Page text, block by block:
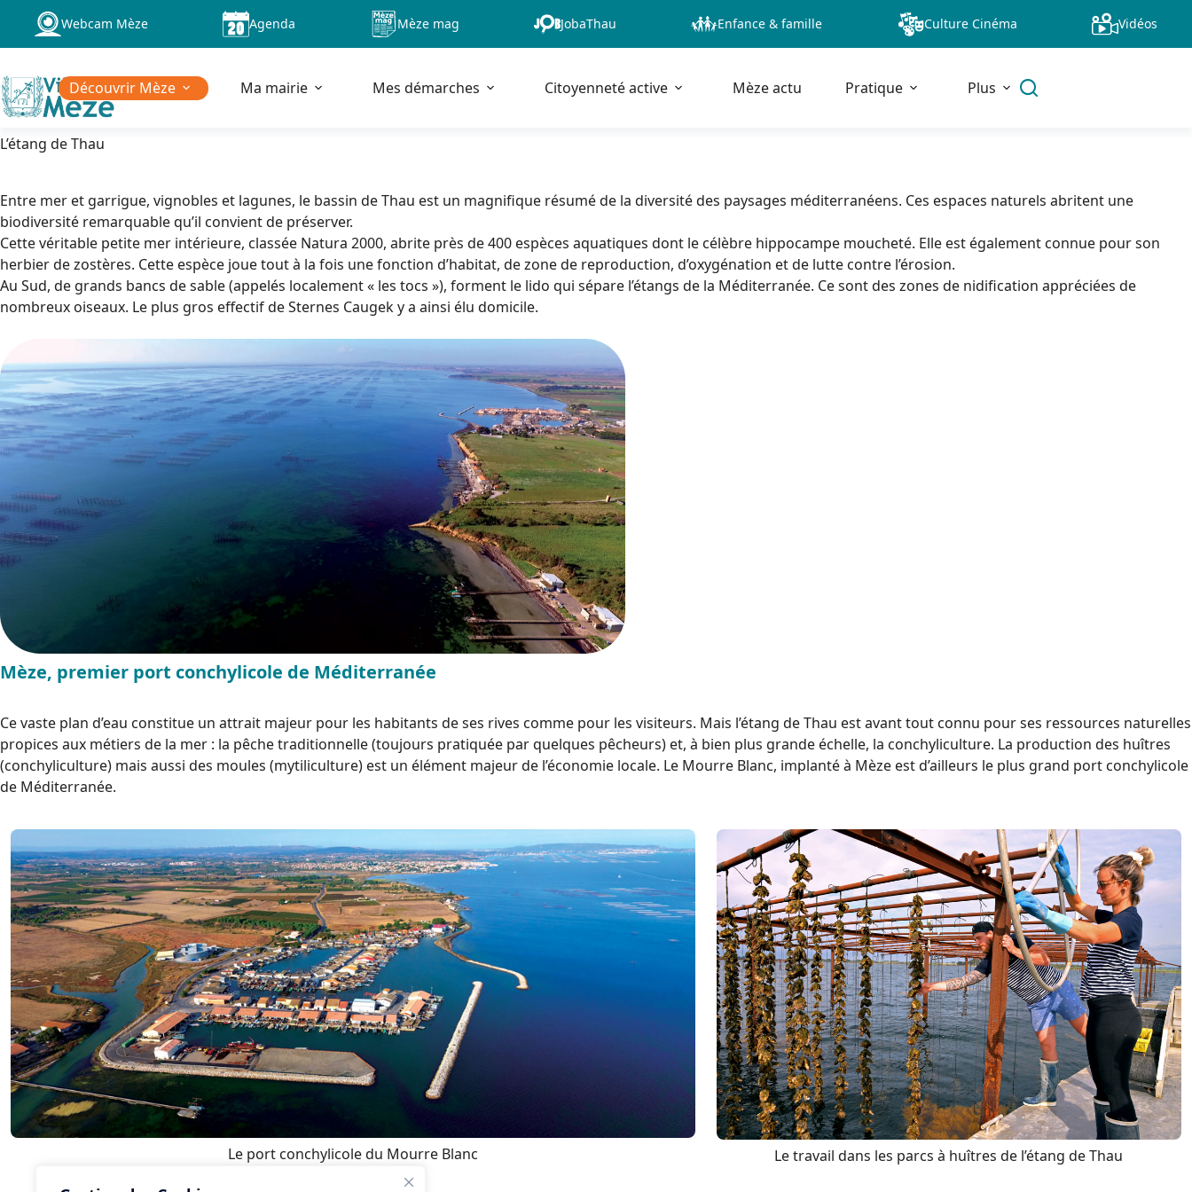
Passer
contenu
Webcam Mèze Agenda Mèze mag JobaThau Enfance & famille Culture Cinéma Vidéos
Découvrir Mèze Ma mairie Mes démarches Citoyenneté active Mèze actu Pratique Plus
L’étang de Thau
Entre mer et garrigue, vignobles et lagunes, le bassin de Thau est un magnifique résumé de la diversité des paysages méditerranéens. Ces espaces naturels abritent une
biodiversité remarquable qu’il convient de préserver.
Cette véritable petite mer intérieure, classée Natura 2000, abrite près de 400 espèces aquatiques dont le célèbre hippocampe moucheté. Elle est également connue pour son
herbier de zostères. Cette espèce joue tout à la fois une fonction d’habitat, de zone de reproduction, d’oxygénation et de lutte contre l’érosion.
Au Sud, de grands bancs de sable (appelés localement « les tocs »), forment le lido qui sépare l’étangs de la Méditerranée. Ce sont des zones de nidification appréciées de
nombreux oiseaux. Le plus gros effectif de Sternes Caugek y a ainsi élu domicile.
Mèze, premier port conchylicole de Méditerranée
Ce vaste plan d’eau constitue un attrait majeur pour les habitants de ses rives comme pour les visiteurs. Mais l’étang de Thau est avant tout connu pour ses ressources naturelles
propices aux métiers de la mer : la pêche traditionnelle (toujours pratiquée par quelques pêcheurs) et, à bien plus grande échelle, la conchyliculture. La production des huîtres
(conchyliculture) mais aussi des moules (mytiliculture) est un élément majeur de l’économie locale. Le Mourre Blanc, implanté à Mèze est d’ailleurs le plus grand port conchylicole
de Méditerranée.
Le port conchylicole du Mourre Blanc Le travail dans les parcs à huîtres de l’étang de Thau